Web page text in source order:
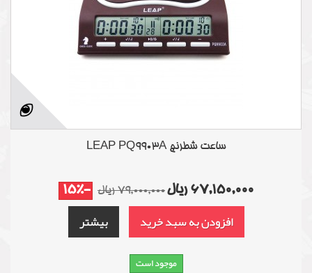
ساعت شطرنج LEAP PQ9903A
67,150,000 ریال 79,000,000 ریال -15%
افزودن به سبد خرید بیشتر
موجود است